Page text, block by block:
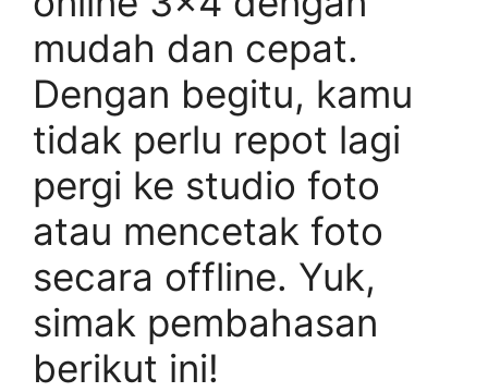
mudah dan cepat.
Dengan begitu, kamu
tidak perlu repot lagi
pergi ke studio foto
atau mencetak foto
secara offline. Yuk,
simak pembahasan
berikut ini!